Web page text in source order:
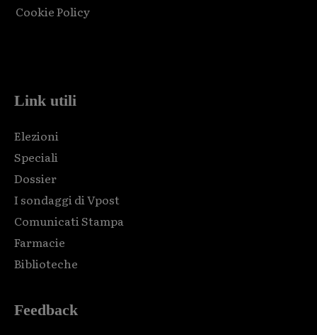
Cookie Policy
Link utili
Elezioni
Speciali
Dossier
I sondaggi di Vpost
Comunicati Stampa
Farmacie
Biblioteche
Feedback